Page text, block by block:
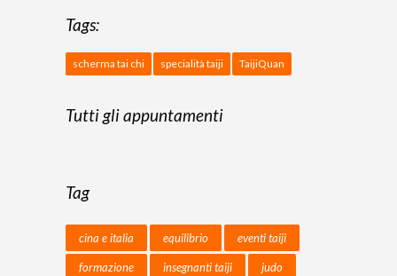
Tags:
scherma tai chi specialità taiji TaijiQuan
Tutti gli appuntamenti
Tag
cina e italia equilibrio eventi taiji
formazione insegnanti taiji judo